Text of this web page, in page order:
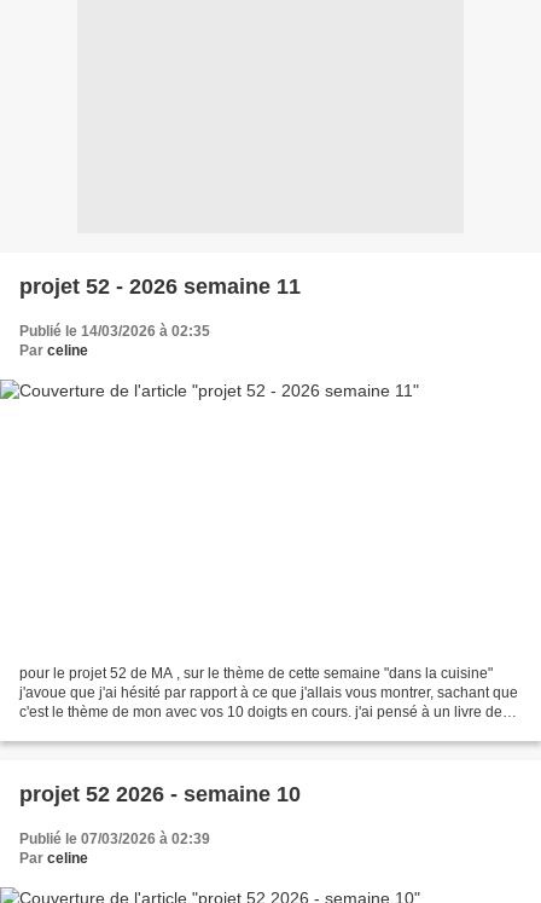
projet 52 - 2026 semaine 11
Publié le 14/03/2026 à 02:35
Par celine
pour le projet 52 de MA , sur le thème de cette semaine "dans la cuisine"
j'avoue que j'ai hésité par rapport à ce que j'allais vous montrer, sachant que
c'est le thème de mon avec vos 10 doigts en cours. j'ai pensé à un livre de
projet 52 2026 - semaine 10
Publié le 07/03/2026 à 02:39
Par celine